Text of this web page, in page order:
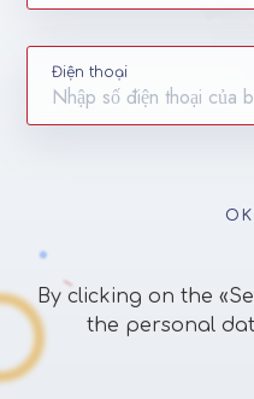
Điện thoại
By clicking on the
the personal